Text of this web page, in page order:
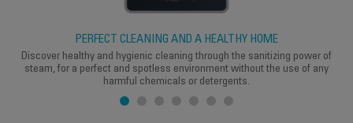
PERFECT CLEANING AND A HEALTHY HOME
Discover healthy and hygienic cleaning through the sanitizing power of
steam, for a perfect and spotless environment without the use of any
harmful chemicals or detergents.